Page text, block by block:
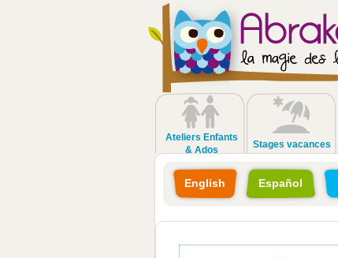
Ateliers Enfants
& Ados
Stages vacances
English Español